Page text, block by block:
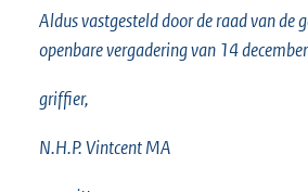
Aldus vastgesteld door de raad van de
openbare vergadering van 14
griffier,
N.H.P. Vintcent MA